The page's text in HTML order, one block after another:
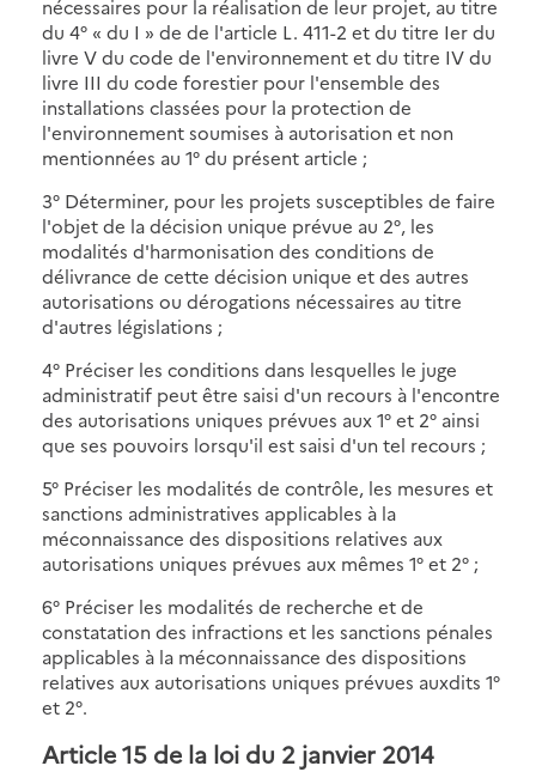
nécessaires pour la réalisation de leur projet, au titre
du 4° « du I » de de l'article L. 411-2 et du titre Ier du
livre V du code de l'environnement et du titre IV du
livre III du code forestier pour l'ensemble des
installations classées pour la protection de
l'environnement soumises à autorisation et non
mentionnées au 1° du présent article ;
3° Déterminer, pour les projets susceptibles de faire
l'objet de la décision unique prévue au 2°, les
modalités d'harmonisation des conditions de
délivrance de cette décision unique et des autres
autorisations ou dérogations nécessaires au titre
d'autres législations ;
4° Préciser les conditions dans lesquelles le juge
administratif peut être saisi d'un recours à l'encontre
des autorisations uniques prévues aux 1° et 2° ainsi
que ses pouvoirs lorsqu'il est saisi d'un tel recours ;
5° Préciser les modalités de contrôle, les mesures et
sanctions administratives applicables à la
méconnaissance des dispositions relatives aux
autorisations uniques prévues aux mêmes 1° et 2° ;
6° Préciser les modalités de recherche et de
constatation des infractions et les sanctions pénales
applicables à la méconnaissance des dispositions
relatives aux autorisations uniques prévues auxdits 1°
et 2°.
Article 15 de la loi du 2 janvier 2014